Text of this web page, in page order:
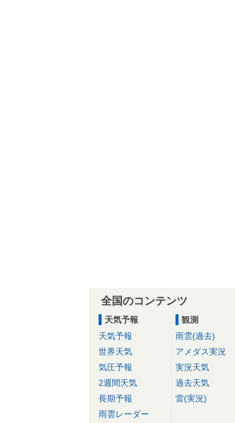
全国のコンテンツ
天気予報
天気予報
世界天気
気圧予報
2週間天気
長期予報
雨雲レーダー
観測
雨雲(過去)
アメダス実況
実況天気
過去天気
雷(実況)